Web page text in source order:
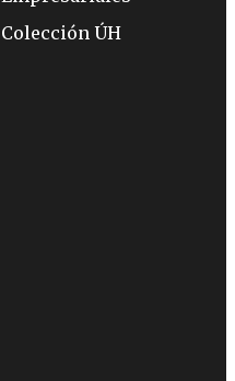
Colección ÚH